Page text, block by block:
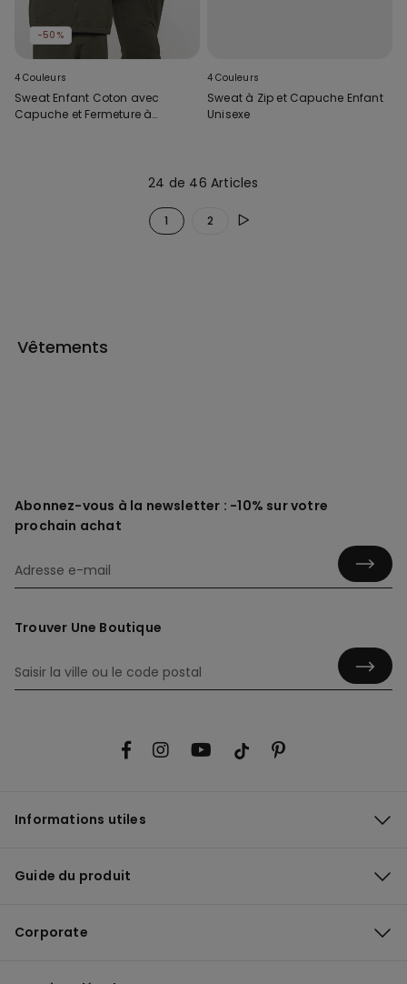
-50%
4 Couleurs
Sweat Enfant Coton avec
Capuche et Fermeture à
4 Couleurs
Sweat à Zip et Capuche Enfant
Unisexe
24 de 46 Articles
1 2
Vêtements
Abonnez-vous à la newsletter : -10% sur votre
prochain achat
Trouver Une Boutique
Informations utiles
Guide du produit
Corporate